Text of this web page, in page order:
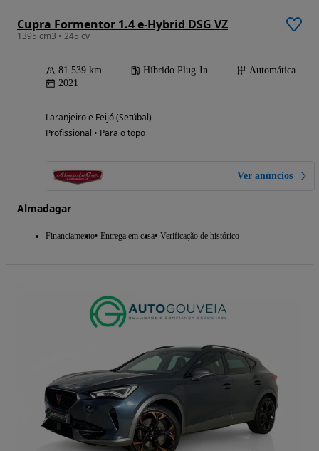
Cupra Formentor 1.4 e-Hybrid DSG VZ
1395 cm3 • 245 cv
81 539 km Híbrido Plug-In
Automática
2021
Laranjeiro e Feijó (Setúbal)
Profissional • Para o topo
Ver anúncios
Almadagar
Financiamento Entrega em casa Verificação de histórico